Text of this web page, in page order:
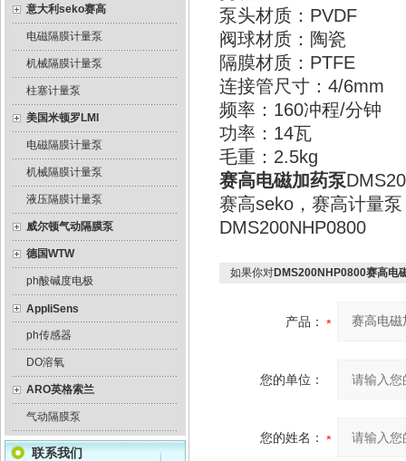
意大利seko赛高
电磁隔膜计量泵
机械隔膜计量泵
柱塞计量泵
美国米顿罗LMI
电磁隔膜计量泵
机械隔膜计量泵
液压隔膜计量泵
威尔顿气动隔膜泵
德国WTW
ph酸碱度电极
AppliSens
ph传感器
DO溶氧
ARO英格索兰
气动隔膜泵
联系我们
泵头材质：PVDF
阀球材质：陶瓷
隔膜材质：PTFE
连接管尺寸：4/6mm
频率：160冲程/分钟
功率：14瓦
毛重：2.5kg
赛高电磁加药泵
赛高seko，赛高计量
DMS200NHP0800
如果你对DMS200NHP0800赛高电
产品：
您的单位：
您的姓名：